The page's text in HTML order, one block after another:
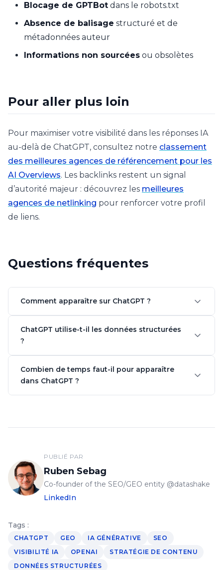
Blocage de GPTBot dans le robots.txt
Absence de balisage structuré et de
métadonnées auteur
Informations non sourcées ou obsolètes
Pour aller plus loin
Pour maximiser votre visibilité dans les réponses IA
au-delà de ChatGPT, consultez notre classement
des meilleures agences de référencement pour les
AI Overviews. Les backlinks restent un signal
d’autorité majeur : découvrez les meilleures
agences de netlinking pour renforcer votre profil
de liens.
Questions fréquentes
Comment apparaître sur ChatGPT ?
ChatGPT utilise-t-il les données structurées
?
Combien de temps faut-il pour apparaître
dans ChatGPT ?
PUBLIÉ PAR
Ruben Sebag
Co-founder of the SEO/GEO entity @datashake
LinkedIn
Tags :
CHATGPT GEO IA GÉNÉRATIVE
SEO
VISIBILITÉ IA
OPENAI
STRATÉGIE DE CONTENU
DONNÉES STRUCTURÉES